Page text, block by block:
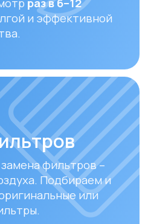
после
оплаты
клиентов